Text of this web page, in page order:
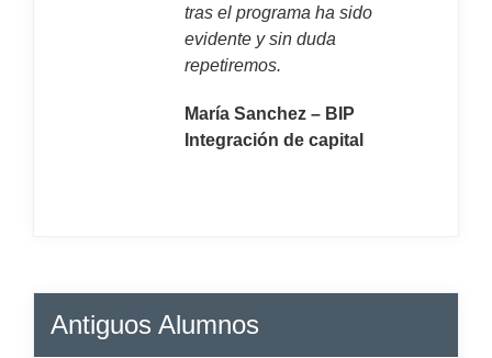
tras el programa ha sido
evidente y sin duda
repetiremos.
María Sanchez – BIP
Integración de capital
Antiguos Alumnos